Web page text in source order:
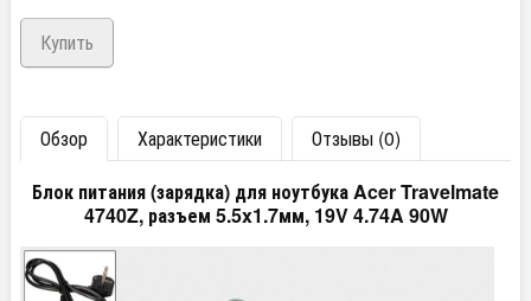
Обзор Характеристики
Отзывы (0)
Блок питания (зарядка) для ноутбука Acer Travelmate
4740Z, разъем 5.5x1.7мм, 19V 4.74A 90W